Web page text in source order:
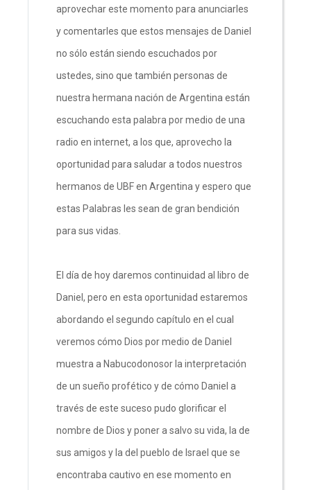
aprovechar este momento para anunciarles
y comentarles que estos mensajes de Daniel
no sólo están siendo escuchados por
ustedes, sino que también personas de
nuestra hermana nación de Argentina están
escuchando esta palabra por medio de una
radio en internet, a los que, aprovecho la
oportunidad para saludar a todos nuestros
hermanos de UBF en Argentina y espero que
estas Palabras les sean de gran bendición
para sus vidas.
El día de hoy daremos continuidad al libro de
Daniel, pero en esta oportunidad estaremos
abordando el segundo capítulo en el cual
veremos cómo Dios por medio de Daniel
muestra a Nabucodonosor la interpretación
de un sueño profético y de cómo Daniel a
través de este suceso pudo glorificar el
nombre de Dios y poner a salvo su vida, la de
sus amigos y la del pueblo de Israel que se
encontraba cautivo en ese momento en